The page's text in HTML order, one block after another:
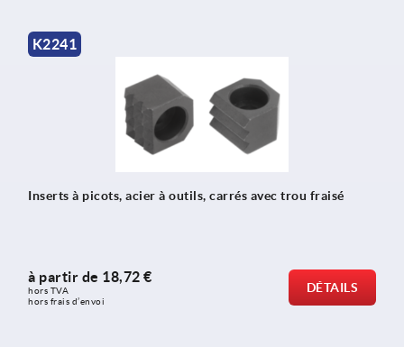
K2241
Inserts à picots, acier à outils, carrés avec trou fraisé
à partir de 18,72 €
hors TVA
hors frais d’envoi
DÉTAILS